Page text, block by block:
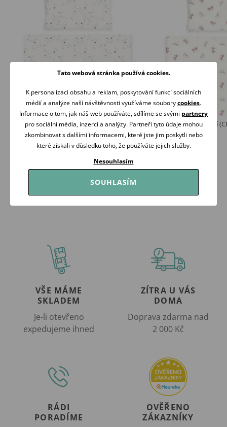
Albero Mio Povlečení (CP8) STARDUST
719 Kč
Skladem
Albero Mio Povlečení
719 Kč
Skladem
VŠE MÁME
SKLADEM
Je-li otevřeno
expedujeme ihned
ZÍTRA U VÁS
DOMA
Doprava zdarma nad
2 000 Kč
RÁDI
PORADÍME
OVĚŘENO
ZÁKAZNÍKY
Tato webová stránka používá cookies.
K personalizaci obsahu a reklam, poskytování funkcí sociálních
médií a analýze naší návštěvnosti využíváme souborycookies.
Informace o tom, jak náš web používáte, sdílíme se svými partnery
pro sociální média, inzerci a analýzy. Partneři tyto údaje mohou
zkombinovat s dalšími informacemi, které jste jim poskytli nebo
které získali v důsledku toho, že používáte jejich služby.
Nesouhlasím
SOUHLASÍM